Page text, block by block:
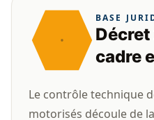
BASE
cadre
Le contrôle technique
motorisés découle de